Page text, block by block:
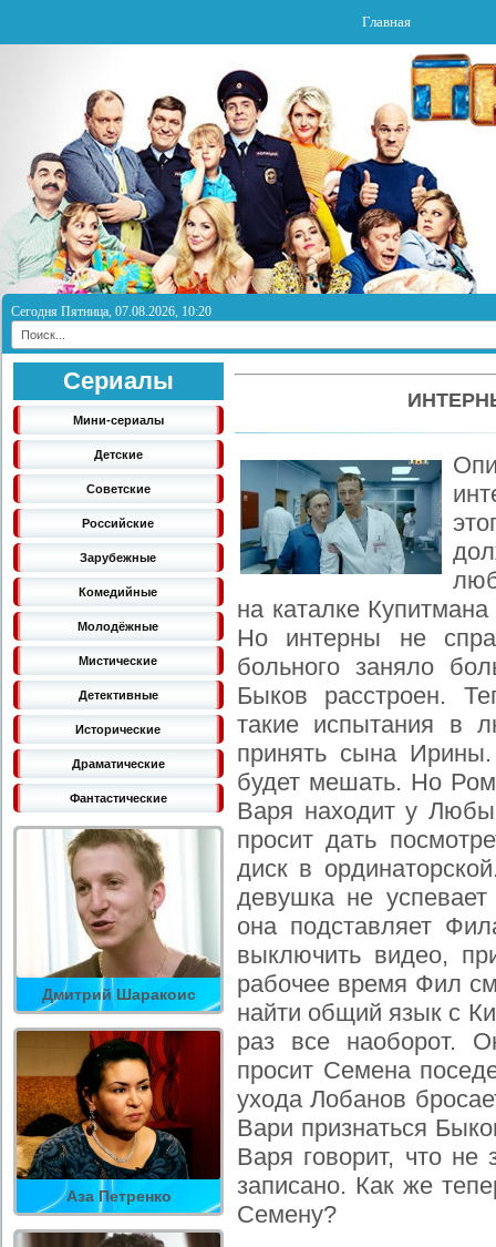
Главная
Сегодня Пятница, 07.08.2026, 10:20
Сериалы
Мини-сериалы
Детские
Советские
Российские
Зарубежные
Комедийные
Молодёжные
Мистические
Детективные
Исторические
Драматические
Фантастические
Дмитрий Шаракоис
Аза Петренко
на каталке
Но интерны не
больного заняло
Быков расстроен.
такие испытания в
принять сына
будет мешать. Но
Варя находит у
просит дать
диск в
девушка не
она подставляет
выключить видео,
рабочее время Фил
найти общий язык с
раз все наоборот.
просит Семена
ухода Лобанов
Вари признаться
Варя говорит, что не
записано. Как же
Семену?